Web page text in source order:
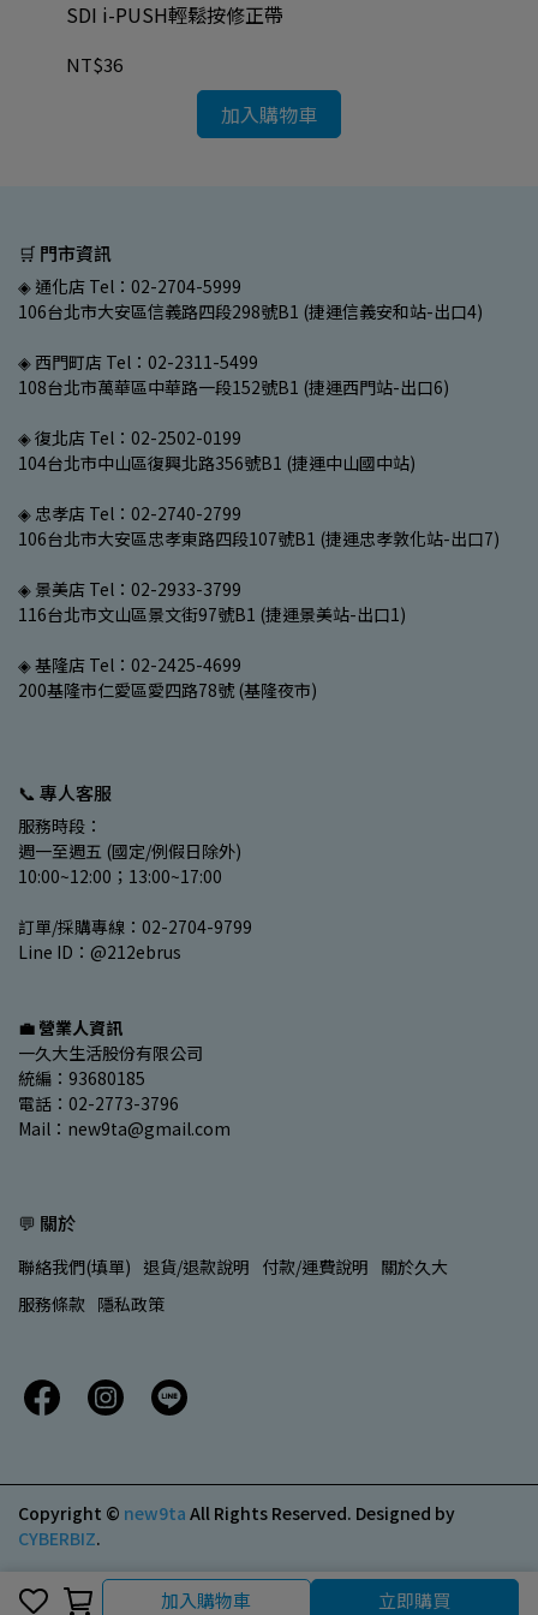
加入購物車 立即購買
SDI i-PUSH輕鬆按修正帶
NT$36
加入購物車
🛒 門市資訊
◈ 通化店 Tel：02-2704-5999
106台北市大安區信義路四段298號B1 (捷運信義安和站-出口4)
◈ 西門町店 Tel：02-2311-5499
108台北市萬華區中華路一段152號B1 (捷運西門站-出口6)
◈ 復北店 Tel：02-2502-0199
104台北市中山區復興北路356號B1 (捷運中山國中站)
◈ 忠孝店 Tel：02-2740-2799
106台北市大安區忠孝東路四段107號B1 (捷運忠孝敦化站-出口7)
◈ 景美店 Tel：02-2933-3799
116台北市文山區景文街97號B1 (捷運景美站-出口1)
◈ 基隆店 Tel：02-2425-4699
200基隆市仁愛區愛四路78號 (基隆夜市)
📞 專人客服
服務時段：
週一至週五 (國定/例假日除外)
10:00~12:00；13:00~17:00
訂單/採購專線：02-2704-9799
Line ID：@212ebrus
💼 營業人資訊
一久大生活股份有限公司
統編：93680185
電話：02-2773-3796
Mail：new9ta@gmail.com
💬 關於
聯絡我們(填單) 退貨/退款說明 付款/運費說明 關於久大
服務條款 隱私政策
Copyright © new9ta All Rights Reserved. Designed by
CYBERBIZ.